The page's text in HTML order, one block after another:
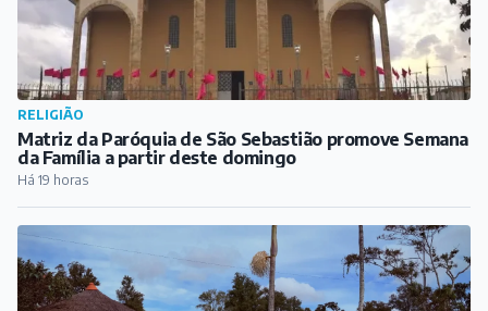
RELIGIÃO
Matriz da Paróquia de São Sebastião promove Semana
da Família a partir deste domingo
Há 19 horas